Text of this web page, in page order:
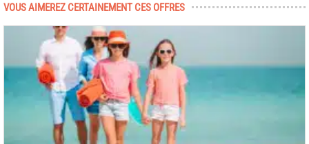
VOUS AIMEREZ CERTAINEMENT CES OFFRES